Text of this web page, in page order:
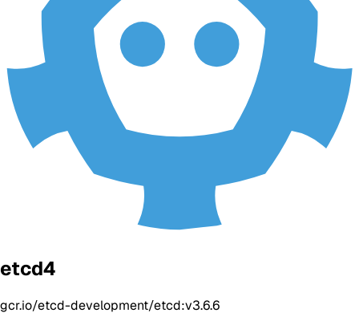
etcd4
gcr.io/etcd-development/etcd:v3.6.6